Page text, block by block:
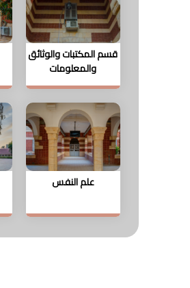
قسم المكتبات والوثائق
والمعلومات
علم النفس